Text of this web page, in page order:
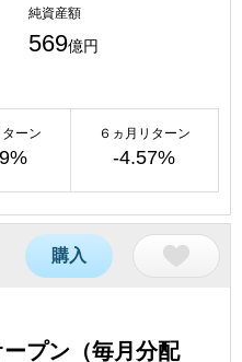
純資産額
569億円
ターン ６ヵ月リターン
-4.57%
購入
プン（毎月分配